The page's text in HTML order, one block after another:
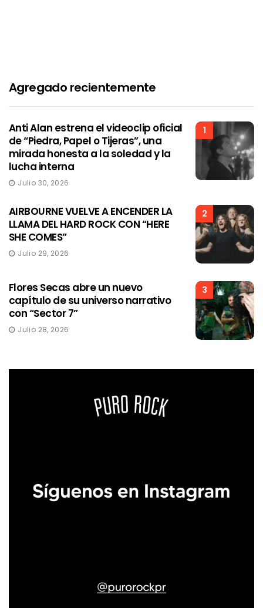
Agregado recientemente
1
Anti Alan estrena el videoclip oficial
de “Piedra, Papel o Tijeras”, una
mirada honesta a la soledad y la
lucha interna
Julio 30, 2026
2
AIRBOURNE VUELVE A ENCENDER LA
LLAMA DEL HARD ROCK CON “HERE
SHE COMES”
Julio 29, 2026
3
Flores Secas abre un nuevo
capítulo de su universo narrativo
con “Sector 7”
Julio 28, 2026